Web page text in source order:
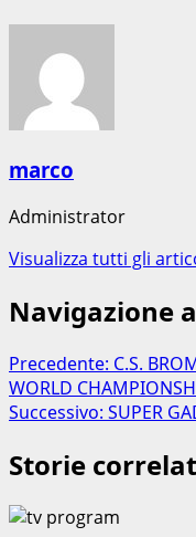
marco
Administrator
Visualizza tutti gli
Navigazione
Precedente: C.S.
WORLD
Successivo: SUPER
Storie